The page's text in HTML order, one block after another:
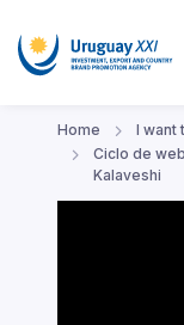
Home I want
Ciclo de
Kalaveshi